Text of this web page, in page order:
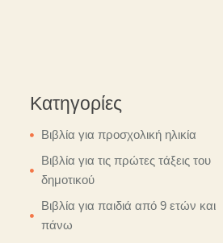
Κατηγορίες
Βιβλία για προσχολική ηλικία
Βιβλία για τις πρώτες τάξεις του
δημοτικού
Βιβλία για παιδιά από 9 ετών και
πάνω